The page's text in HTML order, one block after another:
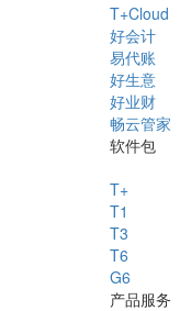
T+Cloud
好会计
易代账
好生意
好业财
畅云管家
软件包
T+
T1
T3
T6
G6
产品服务